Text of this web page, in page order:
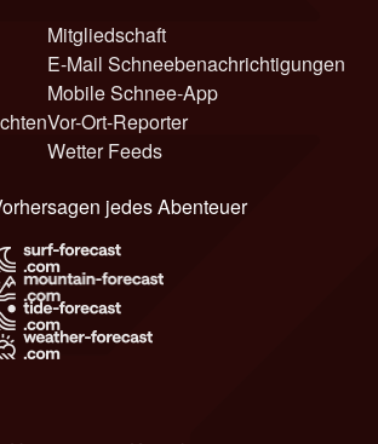
Mitgliedschaft
E-Mail Schneebenachrichtigungen
Mobile Schnee-App
Vor-Ort-Reporter
Wetter Feeds
Vorhersagen jedes Abenteuer